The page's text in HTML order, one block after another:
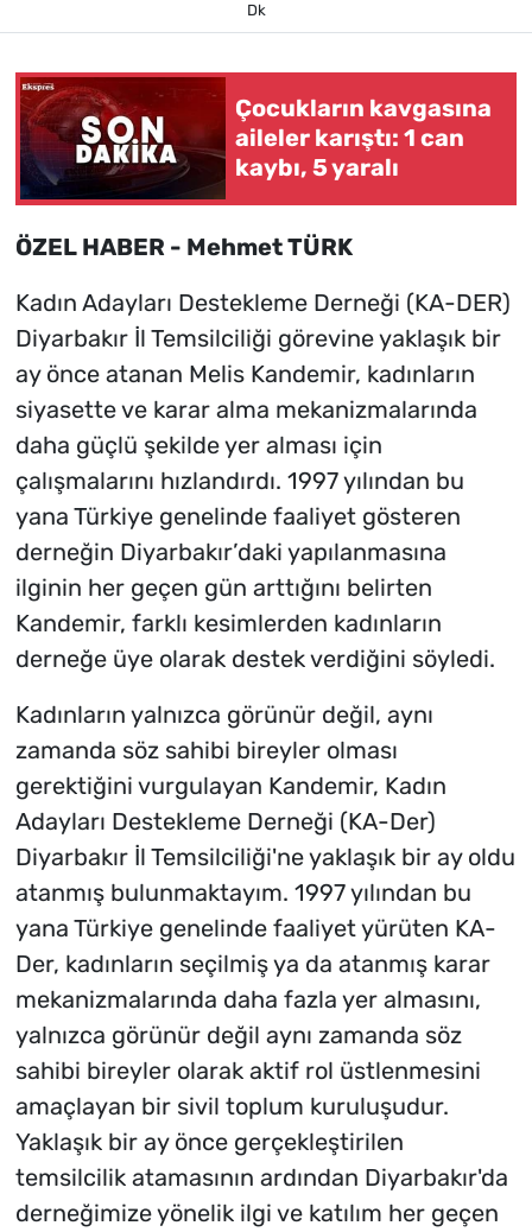
Dk
Çocukların kavgasına
aileler karıştı: 1 can
kaybı, 5 yaralı
ÖZEL HABER - Mehmet TÜRK
Kadın Adayları Destekleme Derneği (KA-DER)
Diyarbakır İl Temsilciliği görevine yaklaşık bir
ay önce atanan Melis Kandemir, kadınların
siyasette ve karar alma mekanizmalarında
daha güçlü şekilde yer alması için
çalışmalarını hızlandırdı. 1997 yılından bu
yana Türkiye genelinde faaliyet gösteren
derneğin Diyarbakır’daki yapılanmasına
ilginin her geçen gün arttığını belirten
Kandemir, farklı kesimlerden kadınların
derneğe üye olarak destek verdiğini söyledi.
Kadınların yalnızca görünür değil, aynı
zamanda söz sahibi bireyler olması
gerektiğini vurgulayan Kandemir, Kadın
Adayları Destekleme Derneği (KA-Der)
Diyarbakır İl Temsilciliği'ne yaklaşık bir ay oldu
atanmış bulunmaktayım. 1997 yılından bu
yana Türkiye genelinde faaliyet yürüten KA-
Der, kadınların seçilmiş ya da atanmış karar
mekanizmalarında daha fazla yer almasını,
yalnızca görünür değil aynı zamanda söz
sahibi bireyler olarak aktif rol üstlenmesini
amaçlayan bir sivil toplum kuruluşudur.
Yaklaşık bir ay önce gerçekleştirilen
temsilcilik atamasının ardından Diyarbakır'da
derneğimize yönelik ilgi ve katılım her geçen